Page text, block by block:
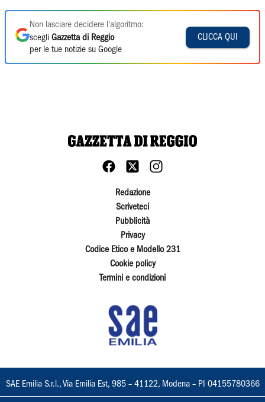
Non lasciare decidere l'algoritmo:
scegli Gazzetta di Reggio
per le tue notizie su Google
CLICCA QUI
Redazione
Scriveteci
Pubblicità
Privacy
Codice Etico e Modello 231
Cookie policy
Termini e condizioni
SAE Emilia S.r.l., Via Emilia Est, 985 – 41122, Modena – PI 04155780366